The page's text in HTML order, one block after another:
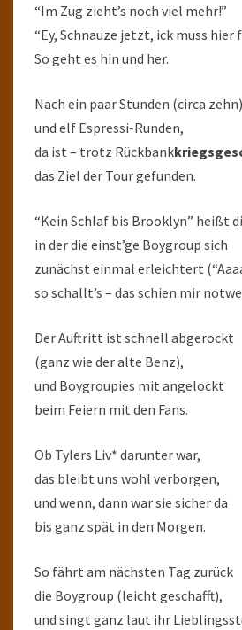
“Im Zug zieht’s noch viel mehr!”
“Ey, Schnauze jetzt, ick muss hier
So geht es hin und her.
Nach ein paar Stunden (circa zehn)
und elf Espressi-Runden,
da ist – trotz Rückbank
das Ziel der Tour gefunden.
“Kein Schlaf bis Brooklyn” heißt
in der die einst’ge Boygroup sich
zunächst einmal erleichtert
so schallt’s – das schien mir
Der Auftritt ist schnell abgerockt
(ganz wie der alte Benz),
und Boygroupies mit angelockt
beim Feiern mit den Fans.
Ob Tylers Liv* darunter war,
das bleibt uns wohl verborgen,
und wenn, dann war sie sicher da
bis ganz spät in den Morgen.
So fährt am nächsten Tag zurück
die Boygroup (leicht geschafft),
und singt ganz laut ihr